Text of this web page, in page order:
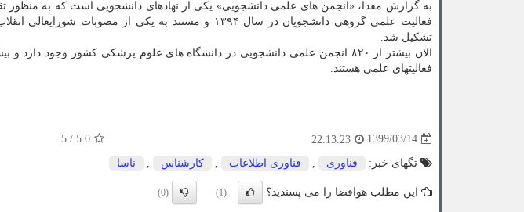
به گزارش مفدا، «انجمن های علمی دانشجویی» یکی از نهادهای دانشجویی است که به منظور
فعالیت علمی گروهی دانشجویان در سال ۱۳۹۴ و مستند به یکی از
تشکیل شد.
فعالیتهای علمی هستند.
1399/03/14
22:13:23
5.0
/
5
تگهای خبر: فناوری فناوری اطلاعات كارشناس ناسا
این مطلب هوافضا را می پسندید؟ (1)
(0)